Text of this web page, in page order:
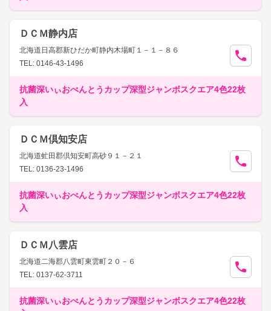
ＤＣＭ静内店
北海道日高郡新ひだか町静内木場町１－１－８６
TEL: 0146-43-1496
抗菌深いぃおべんとうカップ深型ジャンボスクエア4色22枚
入
ＤＣＭ倶知安店
北海道虻田郡倶知安町高砂９１－２１
TEL: 0136-23-1496
抗菌深いぃおべんとうカップ深型ジャンボスクエア4色22枚
入
ＤＣＭ八雲店
北海道二海郡八雲町東雲町２０－６
TEL: 0137-62-3711
抗菌深いぃおべんとうカップ深型ジャンボスクエア4色22枚